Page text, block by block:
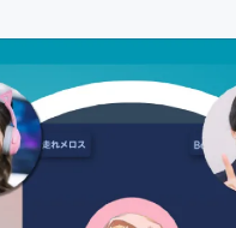
音楽
ゲーム・サービス開発
書籍・雑誌出版